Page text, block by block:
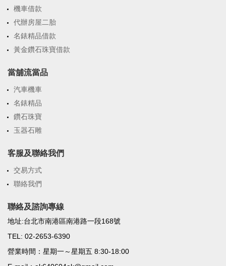
機車借款
代辦房屋二胎
名錶精品借款
黃金鑽石珠寶借款
當舖流當品
汽車機車
名錶精品
鑽石珠寶
玉器石雕
客服及聯絡我們
交易方式
聯絡我們
聯絡及諮詢專線
地址:台北市南港區南港路一段168號
TEL: 02-2653-6390
營業時間：星期一～星期五 8:30-18:00